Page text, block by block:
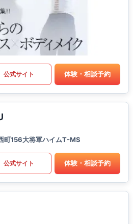
公式サイト 体験・相談予約
町156大将軍ハイムT-MS
公式サイト 体験・相談予約